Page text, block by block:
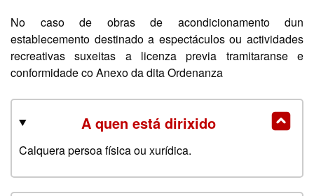
No caso de obras de acondicionamento dun
establecemento destinado a espectáculos ou actividades
recreativas suxeitas a licenza previa tramitaranse e
conformidade co Anexo da dita Ordenanza
A quen está dirixido
Calquera persoa física ou xurídica.